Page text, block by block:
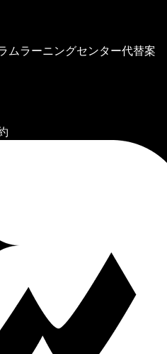
ムラーニングセンター代替案